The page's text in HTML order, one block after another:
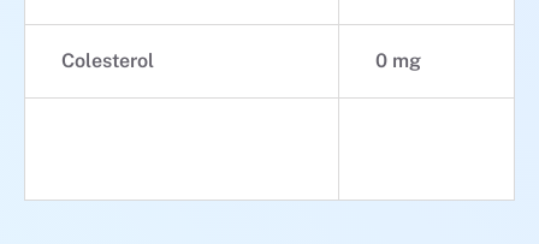
Colesterol 0 mg